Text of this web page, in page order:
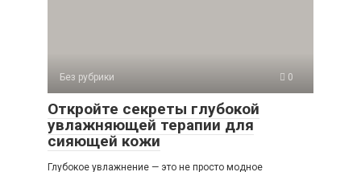
Без рубрики 0
Откройте секреты глубокой
увлажняющей терапии для
сияющей кожи
Глубокое увлажнение — это не просто модное